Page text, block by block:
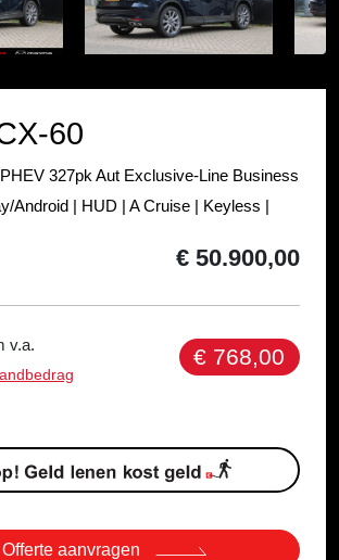
Item
60
327pk Aut Exclusive-Line Business
Android | HUD | A Cruise | Keyless |
€ 50.900,00
v.a. € 768,00
Offerte aanvragen